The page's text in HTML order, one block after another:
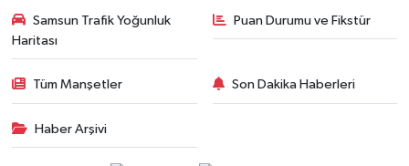
Samsun Trafik Yoğunluk
Haritası
Puan Durumu ve Fikstür
Tüm Manşetler Son Dakika Haberleri
Haber Arşivi